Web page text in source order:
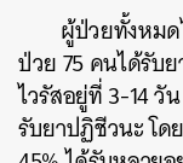
ผู้ป่วยทั้งหม
ป่วย 75 คนได้รับ
ไวรัสอยู่ที่ 3-14
รับยาปฏิชีวนะ โด